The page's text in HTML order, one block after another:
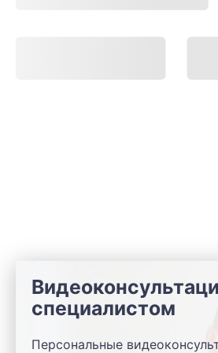
специалистом
Персональные